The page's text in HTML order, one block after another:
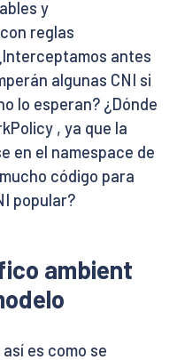
y
reglas
antes
algunas CNI si
lo esperan? ¿Dónde
, ya que la
en el namespace de
código para
popular?
ambient
es como se